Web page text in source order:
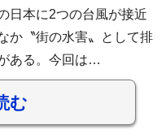
日本に2つの台風が接近
か〝街の水害〟として排
ある。今回は…
む